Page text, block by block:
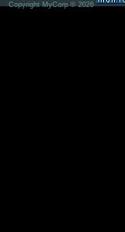
Copyright MyCorp © 2026